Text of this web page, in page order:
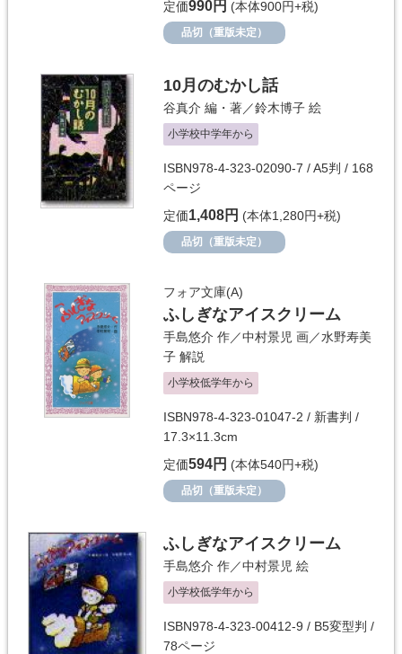
定価990円 (本体900円+税)
品切（重版未定）
10月のむかし話
谷真介 編・著／鈴木博子 絵
小学校中学年から
ISBN978-4-323-02090-7 / A5判 / 168
ページ
定価1,408円 (本体1,280円+税)
品切（重版未定）
フォア文庫(A)
ふしぎなアイスクリーム
手島悠介 作／中村景児 画／水野寿美
子 解説
小学校低学年から
ISBN978-4-323-01047-2 / 新書判 /
17.3×11.3cm
定価594円 (本体540円+税)
品切（重版未定）
ふしぎなアイスクリーム
手島悠介 作／中村景児 絵
小学校低学年から
ISBN978-4-323-00412-9 / B5変型判 /
78ページ